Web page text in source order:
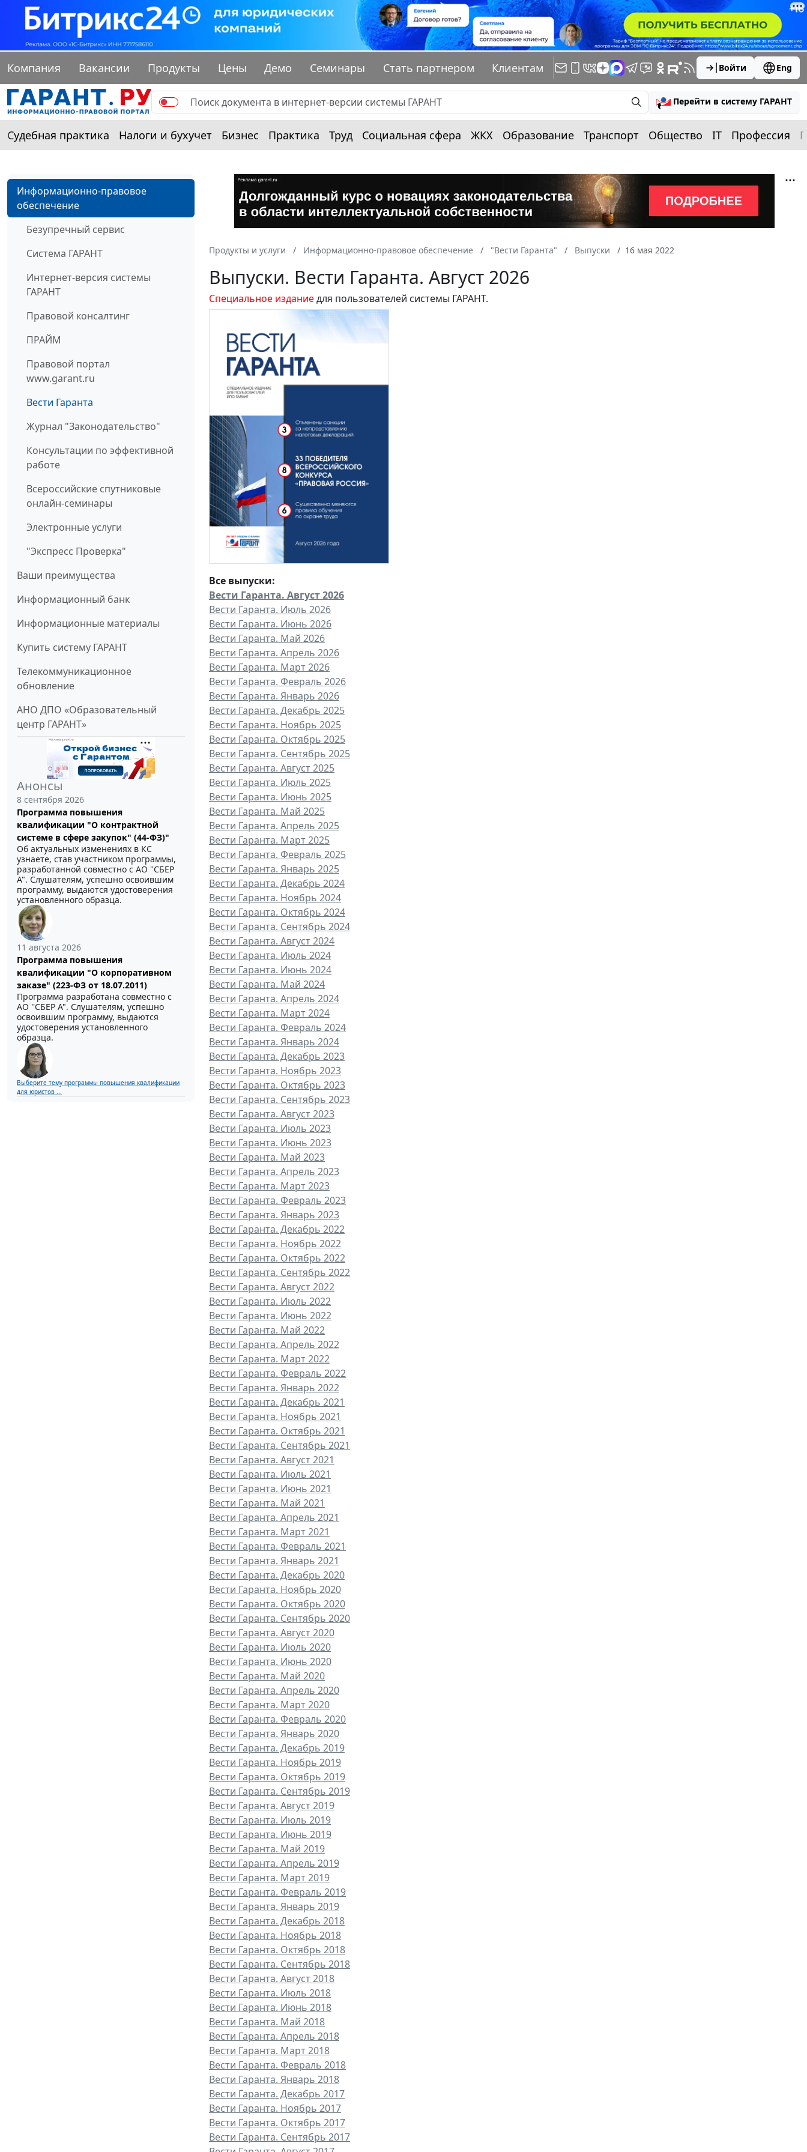
Компания Вакансии Продукты Цены Демо Семинары Стать партнером Клиентам Войти Eng
Перейти в систему ГАРАНТ
Судебная практика Налоги и бухучет Бизнес Практика Труд Социальная сфера ЖКХ Образование Транспорт Общество IT Профессия
Информационно-правовое
обеспечение
Безупречный сервис
Система ГАРАНТ
Интернет-версия системы
ГАРАНТ
Правовой консалтинг
ПРАЙМ
Правовой портал
www.garant.ru
Вести Гаранта
Журнал "Законодательство"
Консультации по эффективной
работе
Всероссийские спутниковые
онлайн-семинары
Электронные услуги
"Экспресс Проверка"
Ваши преимущества
Информационный банк
Информационные материалы
Купить систему ГАРАНТ
Телекоммуникационное
обновление
АНО ДПО «Образовательный
центр ГАРАНТ»
Анонсы
8 сентября 2026
Программа повышения
квалификации "О контрактной
системе в сфере закупок" (44-ФЗ)"
Об актуальных изменениях в КС
узнаете, став участником программы,
разработанной совместно с АО ''СБЕР
А". Слушателям, успешно освоившим
программу, выдаются удостоверения
установленного образца.
11 августа 2026
Программа повышения
квалификации "О корпоративном
заказе" (223-ФЗ от 18.07.2011)
Программа разработана совместно с
АО ''СБЕР А". Слушателям, успешно
освоившим программу, выдаются
удостоверения установленного
образца.
Выберите тему программы повышения квалификации
для юристов ...
Продукты и услуги Информационно-правовое обеспечение "Вести Гаранта" Выпуски 16 мая 2022
Выпуски. Вести Гаранта. Август 2026
Специальное изданиедля пользователей системы ГАРАНТ.
Все выпуски:
Вести Гаранта. Август 2026
Вести Гаранта. Июль 2026
Вести Гаранта. Июнь 2026
Вести Гаранта. Май 2026
Вести Гаранта. Апрель 2026
Вести Гаранта. Март 2026
Вести Гаранта. Февраль 2026
Вести Гаранта. Январь 2026
Вести Гаранта. Декабрь 2025
Вести Гаранта. Ноябрь 2025
Вести Гаранта. Октябрь 2025
Вести Гаранта. Сентябрь 2025
Вести Гаранта. Август 2025
Вести Гаранта. Июль 2025
Вести Гаранта. Июнь 2025
Вести Гаранта. Май 2025
Вести Гаранта. Апрель 2025
Вести Гаранта. Март 2025
Вести Гаранта. Февраль 2025
Вести Гаранта. Январь 2025
Вести Гаранта. Декабрь 2024
Вести Гаранта. Ноябрь 2024
Вести Гаранта. Октябрь 2024
Вести Гаранта. Сентябрь 2024
Вести Гаранта. Август 2024
Вести Гаранта. Июль 2024
Вести Гаранта. Июнь 2024
Вести Гаранта. Май 2024
Вести Гаранта. Апрель 2024
Вести Гаранта. Март 2024
Вести Гаранта. Февраль 2024
Вести Гаранта. Январь 2024
Вести Гаранта. Декабрь 2023
Вести Гаранта. Ноябрь 2023
Вести Гаранта. Октябрь 2023
Вести Гаранта. Сентябрь 2023
Вести Гаранта. Август 2023
Вести Гаранта. Июль 2023
Вести Гаранта. Июнь 2023
Вести Гаранта. Май 2023
Вести Гаранта. Апрель 2023
Вести Гаранта. Март 2023
Вести Гаранта. Февраль 2023
Вести Гаранта. Январь 2023
Вести Гаранта. Декабрь 2022
Вести Гаранта. Ноябрь 2022
Вести Гаранта. Октябрь 2022
Вести Гаранта. Сентябрь 2022
Вести Гаранта. Август 2022
Вести Гаранта. Июль 2022
Вести Гаранта. Июнь 2022
Вести Гаранта. Май 2022
Вести Гаранта. Апрель 2022
Вести Гаранта. Март 2022
Вести Гаранта. Февраль 2022
Вести Гаранта. Январь 2022
Вести Гаранта. Декабрь 2021
Вести Гаранта. Ноябрь 2021
Вести Гаранта. Октябрь 2021
Вести Гаранта. Сентябрь 2021
Вести Гаранта. Август 2021
Вести Гаранта. Июль 2021
Вести Гаранта. Июнь 2021
Вести Гаранта. Май 2021
Вести Гаранта. Апрель 2021
Вести Гаранта. Март 2021
Вести Гаранта. Февраль 2021
Вести Гаранта. Январь 2021
Вести Гаранта. Декабрь 2020
Вести Гаранта. Ноябрь 2020
Вести Гаранта. Октябрь 2020
Вести Гаранта. Сентябрь 2020
Вести Гаранта. Август 2020
Вести Гаранта. Июль 2020
Вести Гаранта. Июнь 2020
Вести Гаранта. Май 2020
Вести Гаранта. Апрель 2020
Вести Гаранта. Март 2020
Вести Гаранта. Февраль 2020
Вести Гаранта. Январь 2020
Вести Гаранта. Декабрь 2019
Вести Гаранта. Ноябрь 2019
Вести Гаранта. Октябрь 2019
Вести Гаранта. Сентябрь 2019
Вести Гаранта. Август 2019
Вести Гаранта. Июль 2019
Вести Гаранта. Июнь 2019
Вести Гаранта. Май 2019
Вести Гаранта. Апрель 2019
Вести Гаранта. Март 2019
Вести Гаранта. Февраль 2019
Вести Гаранта. Январь 2019
Вести Гаранта. Декабрь 2018
Вести Гаранта. Ноябрь 2018
Вести Гаранта. Октябрь 2018
Вести Гаранта. Сентябрь 2018
Вести Гаранта. Август 2018
Вести Гаранта. Июль 2018
Вести Гаранта. Июнь 2018
Вести Гаранта. Май 2018
Вести Гаранта. Апрель 2018
Вести Гаранта. Март 2018
Вести Гаранта. Февраль 2018
Вести Гаранта. Январь 2018
Вести Гаранта. Декабрь 2017
Вести Гаранта. Ноябрь 2017
Вести Гаранта. Октябрь 2017
Вести Гаранта. Сентябрь 2017